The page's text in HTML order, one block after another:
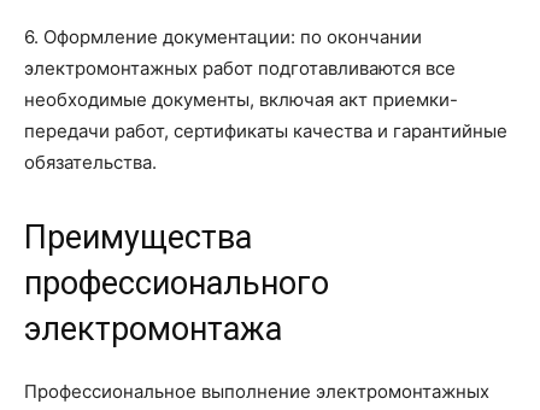
6. Оформление документации: по окончании
электромонтажных работ подготавливаются все
необходимые документы, включая акт приемки-
передачи работ, сертификаты качества и гарантийные
обязательства.
Преимущества
профессионального
электромонтажа
Профессиональное выполнение электромонтажных